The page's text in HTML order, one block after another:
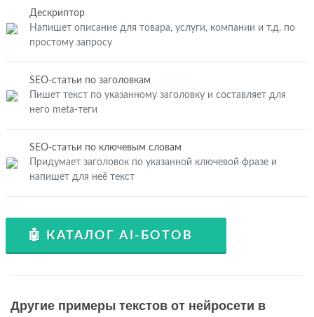
Дескриптор
Напишет описание для товара, услуги, компании и т.д. по
простому запросу
SEO-статьи по заголовкам
Пишет текст по указанному заголовку и составляет для
него meta-теги
SEO-статьи по ключевым словам
Придумает заголовок по указанной ключевой фразе и
напишет для неё текст
🤖 КАТАЛОГ AI-БОТОВ
Другие примеры текстов от нейросети в